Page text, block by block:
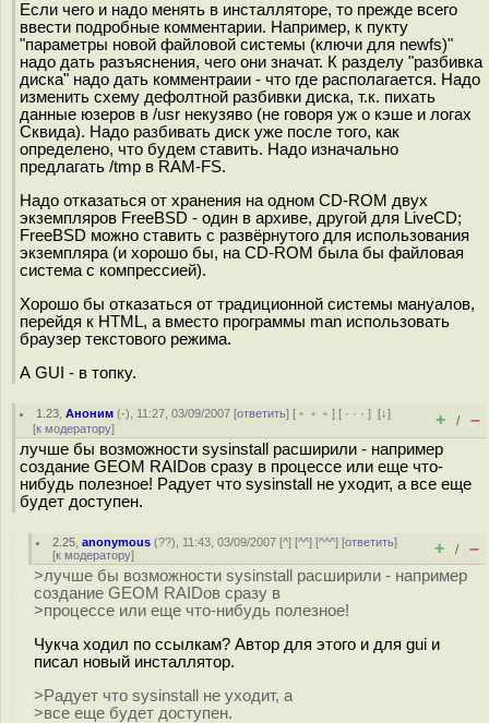
Если чего и надо менять в инсталляторе, то прежде всего
ввести подробные комментарии. Например, к пукту
"параметры новой файловой системы (ключи для newfs)"
надо дать разъяснения, чего они значат. К разделу "разбивка
диска" надо дать комментраии - что где располагается. Надо
изменить схему дефолтной разбивки диска, т.к. пихать
данные юзеров в /usr некузяво (не говоря уж о кэше и логах
Сквида). Надо разбивать диск уже после того, как
определено, что будем ставить. Надо изначально
предлагать /tmp в RAM-FS.
Надо отказаться от хранения на одном CD-ROM двух
экземпляров FreeBSD - один в архиве, другой для LiveCD;
FreeBSD можно ставить с развёрнутого для использования
экземпляра (и хорошо бы, на CD-ROM была бы файловая
система с компрессией).
Хорошо бы отказаться от традиционной системы мануалов,
перейдя к HTML, а вместо программы man использовать
браузер текстового режима.
А GUI - в топку.
1.23 ,Аноним (-), 11:27, 03/09/2007 [ответить] [ ﹢﹢﹢] [ · · ·][↓]
[к модератору] + / –
лучше бы возможности sysinstall расширили - например
создание GEOM RAIDов сразу в процессе или еще что-
нибудь полезное! Радует что sysinstall не уходит, а все еще
будет доступен.
2.25 ,anonymous (??), 11:43, 03/09/2007 [^] [^^] [^^^] [ответить]
[к модератору] + / –
>лучше бы возможности sysinstall расширили - например
создание GEOM RAIDов сразу в
>процессе или еще что-нибудь полезное!
Чукча ходил по ссылкам? Автор для этого и для gui и
писал новый инсталлятор.
>Радует что sysinstall не уходит, а
>все еще будет доступен.